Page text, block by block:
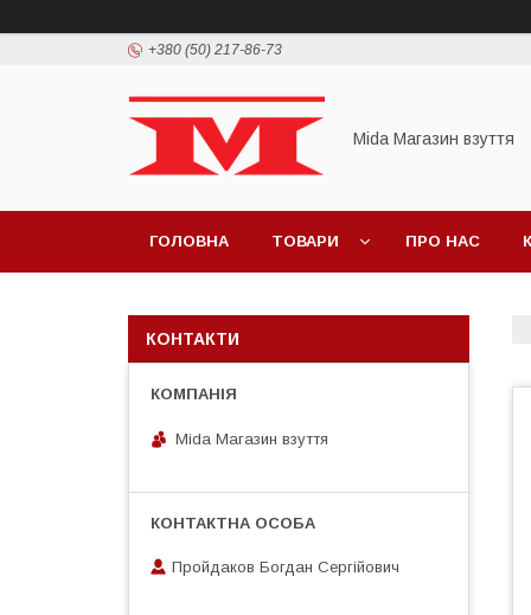
+380 (50) 217-86-73
Mida Магазин взуття
ГОЛОВНА ТОВАРИ ПРО НАС
КОНТАКТИ
Mida Магазин взуття
Пройдаков Богдан Сергійович